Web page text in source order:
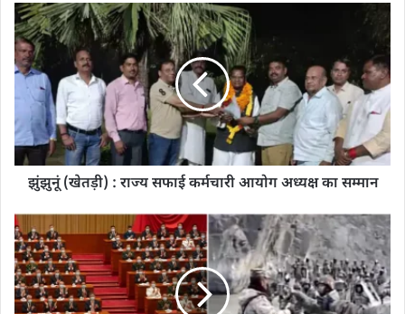
झुंझुनूं (खेतड़ी) : राज्य सफाई कर्मचारी आयोग अध्यक्ष का सम्मान